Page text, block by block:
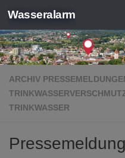
Zum Inhalt springen
Wasseralarm
ARCHIV
TRINKWASSER